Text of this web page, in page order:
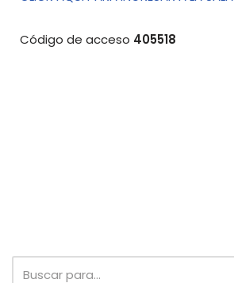
Código de acceso 405518